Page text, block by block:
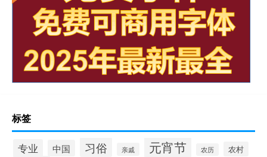
标签
专业 中国 习俗 亲戚 元宵节 农历 农村